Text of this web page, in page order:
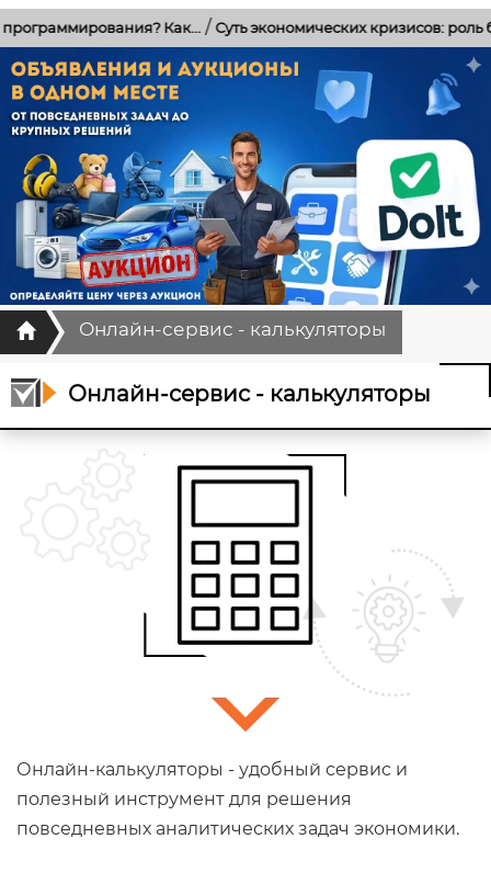
Как.../Суть экономических кризисов: роль банков,
ГлавнаяОнлайн-сервис - калькуляторы
Онлайн-сервис - калькуляторы
Онлайн-калькуляторы - удобный сервис и
полезный инструмент для решения
повседневных аналитических задач экономики.